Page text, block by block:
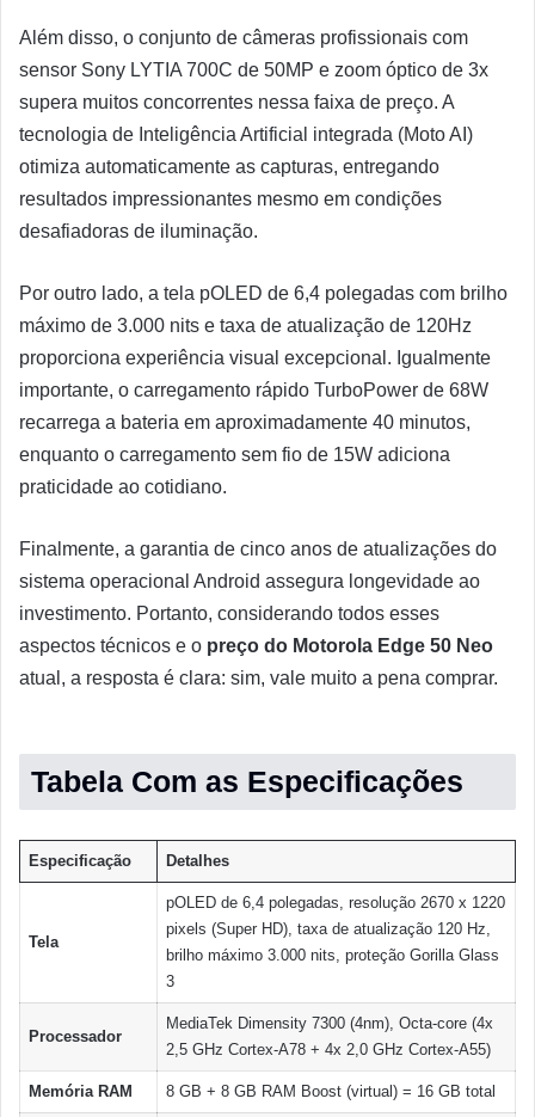
Além disso, o conjunto de câmeras profissionais com
sensor Sony LYTIA 700C de 50MP e zoom óptico de 3x
supera muitos concorrentes nessa faixa de preço. A
tecnologia de Inteligência Artificial integrada (Moto AI)
otimiza automaticamente as capturas, entregando
resultados impressionantes mesmo em condições
desafiadoras de iluminação.
Por outro lado, a tela pOLED de 6,4 polegadas com brilho
máximo de 3.000 nits e taxa de atualização de 120Hz
proporciona experiência visual excepcional. Igualmente
importante, o carregamento rápido TurboPower de 68W
recarrega a bateria em aproximadamente 40 minutos,
enquanto o carregamento sem fio de 15W adiciona
praticidade ao cotidiano.
Finalmente, a garantia de cinco anos de atualizações do
sistema operacional Android assegura longevidade ao
investimento. Portanto, considerando todos esses
aspectos técnicos e o preço do Motorola Edge 50 Neo
atual, a resposta é clara: sim, vale muito a pena comprar.
Tabela Com as Especificações
Especificação Detalhes
Tela
pOLED de 6,4 polegadas, resolução 2670 x 1220
pixels (Super HD), taxa de atualização 120 Hz,
brilho máximo 3.000 nits, proteção Gorilla Glass
3
Processador
MediaTek Dimensity 7300 (4nm), Octa-core (4x
2,5 GHz Cortex-A78 + 4x 2,0 GHz Cortex-A55)
Memória RAM 8 GB + 8 GB RAM Boost (virtual) = 16 GB total